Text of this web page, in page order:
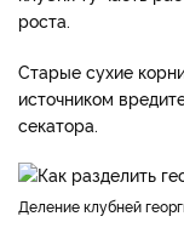
роста.
Старые сухие
источником
секатора.
деление клубней